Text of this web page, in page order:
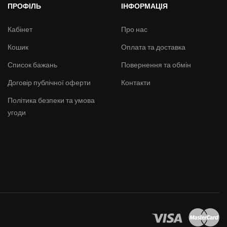
ПРОФІЛЬ
Кабінет
Кошик
Список бажань
Договір публічної оферти
Політика безпеки та умова
угоди
ІНФОРМАЦІЯ
Про нас
Оплата та доставка
Повернення та обмін
Контакти